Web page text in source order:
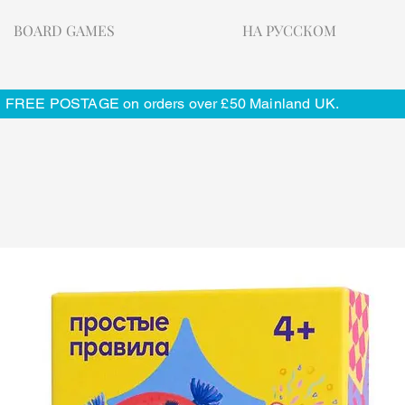
BOARD GAMES НА РУССКОМ
FREE POSTAGE on orders over £50 Mainland UK.